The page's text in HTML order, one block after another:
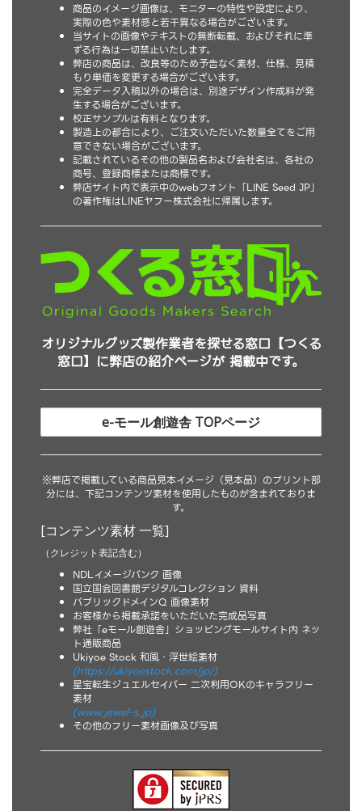
商品のイメージ画像は、モニターの特性や設定により、
実際の色や素材感と若干異なる場合がございます。
当サイトの画像やテキストの無断転載、およびそれに準
ずる行為は一切禁止いたします。
弊店の商品は、改良等のため予告なく素材、仕様、見積
もり単価を変更する場合がございます。
完全データ入稿以外の場合は、別途デザイン作成料が発
生する場合がございます。
校正サンプルは有料となります。
製造上の都合により、ご注文いただいた数量全てをご用
意できない場合がございます。
記載されているその他の製品名および会社名は、各社の
商号、登録商標または商標です。
弊店サイト内で表示中のwebフォント「LINE Seed JP」
の著作権はLINEヤフー株式会社に帰属します。
オリジナルグッズ製作業者を探せる窓口【つくる
窓口】に弊店の紹介ページが 掲載中です。
e-モール創遊舎 TOPページ
※弊店で掲載している商品見本イメージ（見本品）のプリント部
分には、下記コンテンツ素材を使用したものが含まれておりま
す。
[コンテンツ素材 一覧]
（クレジット表記含む）
NDLイメージバンク 画像
国立国会図書館デジタルコレクション 資料
パブリックドメインQ 画像素材
お客様から掲載承諾をいただいた完成品写真
弊社「eモール創遊舎」ショッピングモールサイト内 ネッ
ト通販商品
Ukiyoe Stock 和風・浮世絵素材
(https://ukiyoestock.com/jp/)
星宝転生ジュエルセイバー 二次利用OKのキャラフリー
素材
(www.jewel-s.jp)
その他のフリー素材画像及び写真